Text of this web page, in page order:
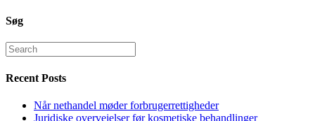
Søg
Search
for:
Recent Posts
Når nethandel møder forbrugerrettigheder
Juridiske overvejelser før kosmetiske behandlinger